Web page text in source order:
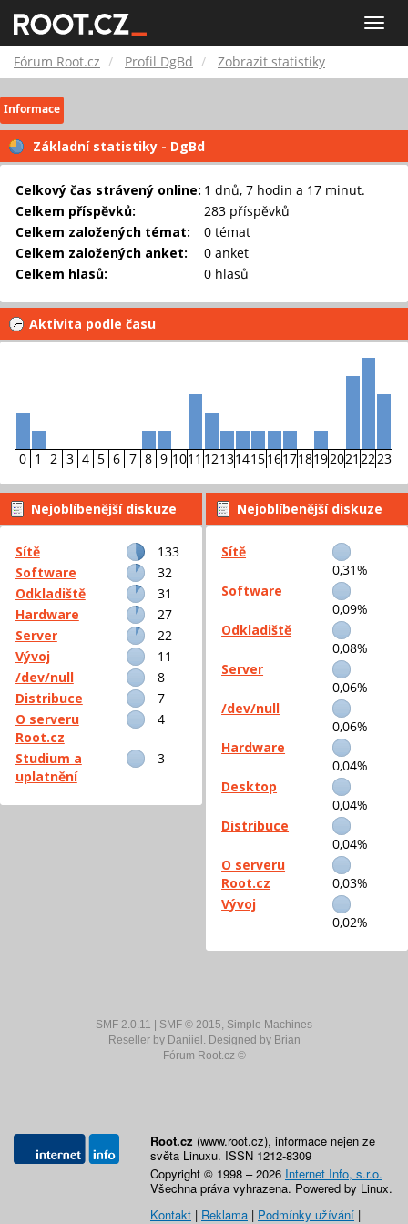
Toggle
Root.cz
Fórum Root.cz Profil DgBd Zobrazit statistiky
Informace
Základní statistiky - DgBd
Celkový čas strávený online: 1 dnů, 7 hodin a 17 minut.
Celkem příspěvků:
283 příspěvků
Celkem založených témat:
0 témat
Celkem založených anket:
0 anket
Celkem hlasů:
0 hlasů
Aktivita podle času
0 1 2 3 4 5 6 7 8 9 1011 12131415161718192021 22 23
Nejoblíbenější diskuze
Sítě
133
Software
32
Odkladiště
31
Hardware
27
Server
22
Vývoj
11
/dev/null
8
Distribuce
7
O serveru
Root.cz
4
Studium a
uplatnění
3
Nejoblíbenější diskuze
Sítě
0,31%
Software
0,09%
Odkladiště
0,08%
Server
0,06%
/dev/null
0,06%
Hardware
0,04%
Desktop
0,04%
Distribuce
0,04%
O serveru
Root.cz
0,03%
Vývoj
0,02%
SMF 2.0.11 SMF © 2015, Simple Machines
Reseller by Daniiel . Designed by Brian
Fórum Root.cz ©
Root.cz (www.root.cz), informace nejen ze
světa Linuxu. ISSN 1212-8309
Copyright © 1998 – 2026 Internet Info, s.r.o.
Všechna práva vyhrazena. Powered by Linux.
Kontakt | Reklama | Podmínky užívání |